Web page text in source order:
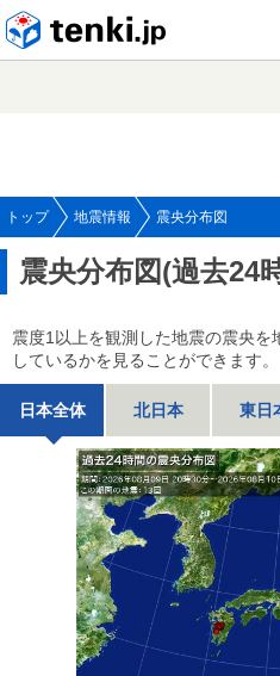
トップ 地震情報 震央分布図
震央分布図(過去24
震度1以上を観測した地震の震央
しているかを見ることができます。
日本全体 北日本 東日